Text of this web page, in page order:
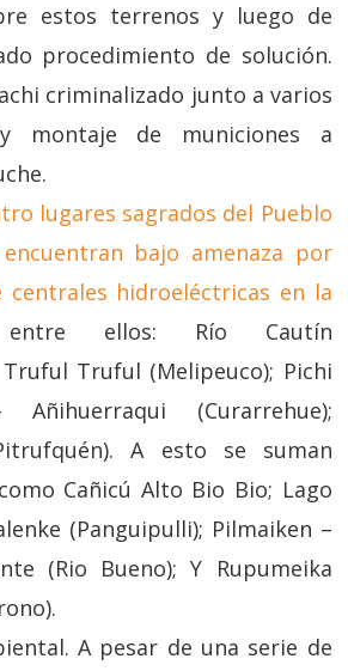
estos terrenos y luego de
procedimiento de solución.
criminalizado junto a varios
montaje de municiones a
lugares sagrados del Pueblo
bajo amenaza por
centrales hidroeléctricas en la
ellos: Río Cautín
Truful Truful (Melipeuco); Pichi
(Curarrehue);
A esto se suman
Cañicú Alto Bio Bio; Lago
(Panguipulli); Pilmaiken –
(Rio Bueno); Y Rupumeika
A pesar de una serie de